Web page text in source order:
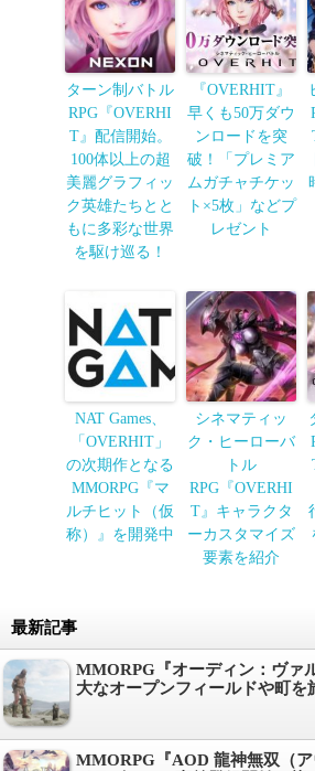
ターン制バトル
RPG『OVERHI
T』配信開始。
100体以上の超
美麗グラフィッ
ク英雄たちとと
もに多彩な世界
を駆け巡る！
『OVERHIT』
早くも50万ダウ
ンロードを突
破！「プレミア
ムガチャチケッ
ト×5枚」などプ
レゼント
NAT Games、
「OVERHIT」
の次期作となる
MMORPG『マ
ルチヒット（仮
称）』を開発中
シネマティッ
ク・ヒーローバ
トル
RPG『OVERHI
T』キャラクタ
ーカスタマイズ
要素を紹介
最新記事
MMORPG『オーディン：ヴァ
大なオープンフィールドや町を
MMORPG『AOD 龍神無双（